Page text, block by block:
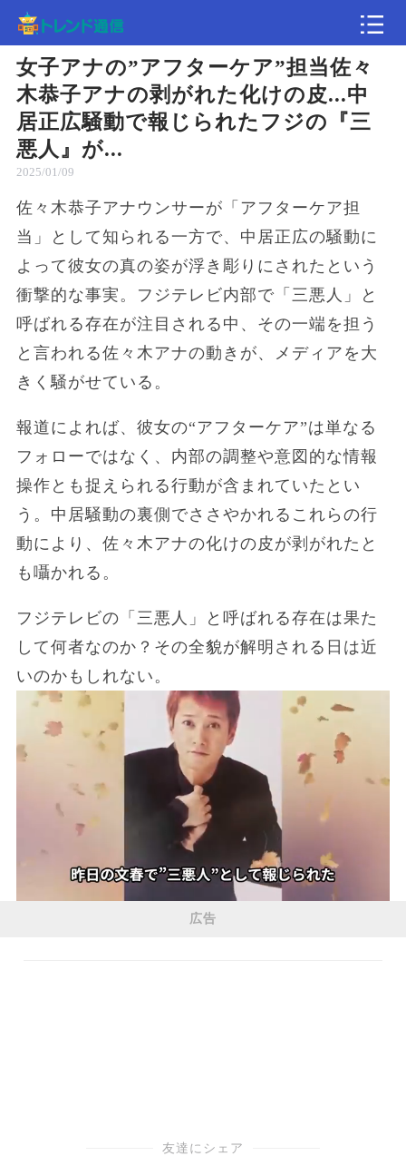
女子アナの”アフターケア”担当佐々
木恭子アナの剥がれた化けの皮...中
居正広騒動で報じられたフジの『三
悪人』が...
2025/01/09
佐々木恭子アナウンサーが「アフターケア担
当」として知られる一方で、中居正広の騒動に
よって彼女の真の姿が浮き彫りにされたという
衝撃的な事実。フジテレビ内部で「三悪人」と
呼ばれる存在が注目される中、その一端を担う
と言われる佐々木アナの動きが、メディアを大
きく騒がせている。
報道によれば、彼女の“アフターケア”は単なる
フォローではなく、内部の調整や意図的な情報
操作とも捉えられる行動が含まれていたとい
う。中居騒動の裏側でささやかれるこれらの行
動により、佐々木アナの化けの皮が剥がれたと
も囁かれる。
フジテレビの「三悪人」と呼ばれる存在は果た
して何者なのか？その全貌が解明される日は近
いのかもしれない。
広告
友達にシェア
記事
速報